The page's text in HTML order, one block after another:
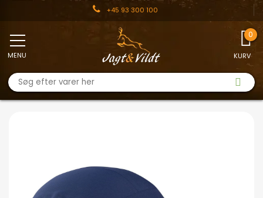
+45 93 300 100
KURV
MENU